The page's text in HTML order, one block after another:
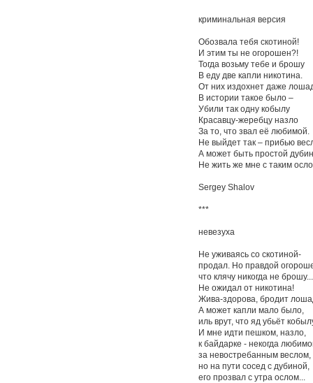
криминальная версия
Обозвала тебя скотиной!
И этим ты не огорошен?!
Тогда возьму тебе и брошу
В еду две капли никотина.
От них издохнет даже
В истории такое было –
Убили так одну кобылу
Красавцу-жеребцу назло
За то, что звал её любимой.
Не выйдет так – прибью
А может быть простой
Не жить же мне с таким
Sergey Shalov
***
невезуха
Не уживаясь со скотиной-
продал. Но правдой
что клячу никогда не брошу...
Не ожидал от никотина!
Жива-здорова, бродит
А может капли мало было,
иль врут, что яд убьёт
И мне идти пешком, назло,
к байдарке - некогда
за невостребанным веслом,
но на пути сосед с дубиной,
его прозвал с утра ослом...